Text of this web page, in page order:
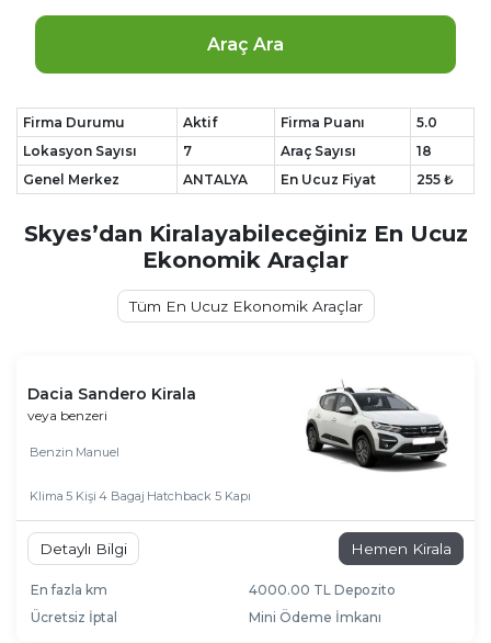
Araç Ara
Firma Durumu Aktif Firma Puanı
5.0
Lokasyon Sayısı
7 Araç Sayısı
18
Genel Merkez
ANTALYA En Ucuz Fiyat 255 ₺
Skyes’dan Kiralayabileceğiniz En Ucuz
Ekonomik Araçlar
Tüm En Ucuz Ekonomik Araçlar
Dacia Sandero Kirala
veya benzeri
Benzin Manuel
Klima 5 Kişi 4 Bagaj Hatchback 5 Kapı
Detaylı Bilgi Hemen Kirala
En fazla km
4000.00 TL Depozito
Ücretsiz İptal
Mini Ödeme İmkanı